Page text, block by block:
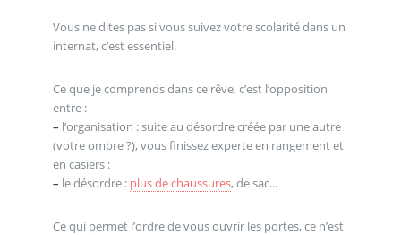
Vous ne dites pas si vous suivez votre scolarité dans un
internat, c’est essentiel.
Ce que je comprends dans ce rêve, c’est l’opposition
entre :
– l’organisation : suite au désordre créée par une autre
(votre ombre ?), vous finissez experte en rangement et
en casiers :
– le désordre : plus de chaussures, de sac...
Ce qui permet l’ordre de vous ouvrir les portes, ce n’est